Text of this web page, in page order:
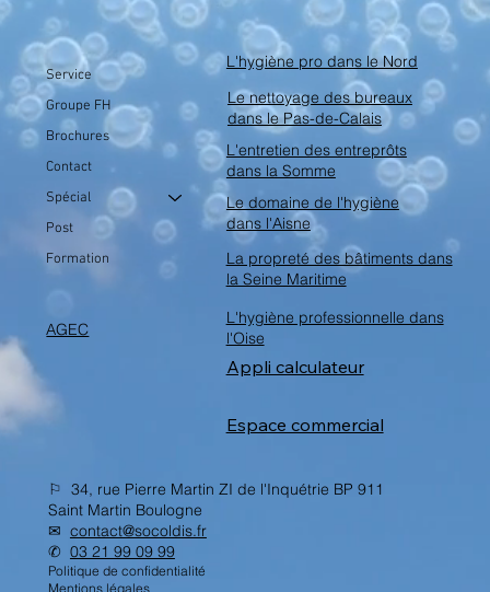
Service
Groupe FH
Brochures
Contact
Spécial
Post
Formation
AGEC
L'hygiène pro dans le Nord
Le nettoyage des bureaux
dans le Pas-de-Calais
L'entretien des entreprôts
dans la Somme
Le domaine de l'hygiène
dans l'Aisne
La propreté des bâtiments dans
la Seine Maritime
L'hygiène professionnelle dans
l'Oise
Espace commercial
Appli calculateur
⚐ 34, rue Pierre Martin ZI de l'Inquétrie BP 911
Saint Martin Boulogne
✉︎ contact@socoldis.fr
✆ 03 21 99 09 99
Politique de confidentialité
Mentions légales